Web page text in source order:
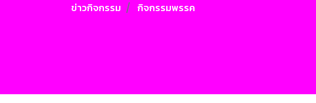
ข่าวกิจกรรม กิจกรรมพรรค